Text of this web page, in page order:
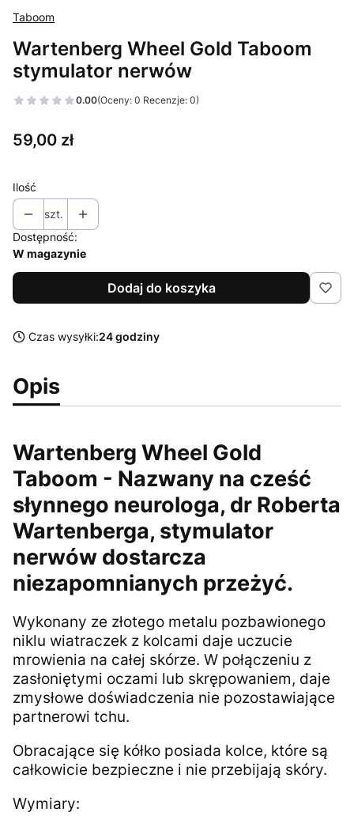
Taboom
Wartenberg Wheel Gold Taboom
stymulator nerwów
0.00(Oceny: 0 Recenzje: 0)
Cena
59,00 zł
Ilość
szt.
Dostępność:
W magazynie
Dodaj do koszyka
Czas wysyłki:24 godziny
Opis
Wartenberg Wheel Gold
Taboom - Nazwany na cześć
słynnego neurologa, dr Roberta
Wartenberga, stymulator
nerwów dostarcza
niezapomnianych przeżyć.
Wykonany ze złotego metalu pozbawionego
niklu wiatraczek z kolcami daje uczucie
mrowienia na całej skórze. W połączeniu z
zasłoniętymi oczami lub skrępowaniem, daje
zmysłowe doświadczenia nie pozostawiające
partnerowi tchu.
Obracające się kółko posiada kolce, które są
całkowicie bezpieczne i nie przebijają skóry.
Wymiary: